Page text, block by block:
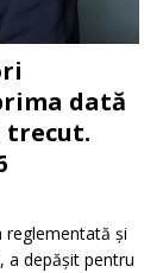
dată
trecut.
reglementată și
a depășit pentru